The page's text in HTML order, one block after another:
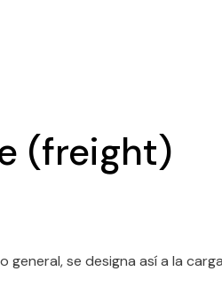
(freight)
general, se designa así a la